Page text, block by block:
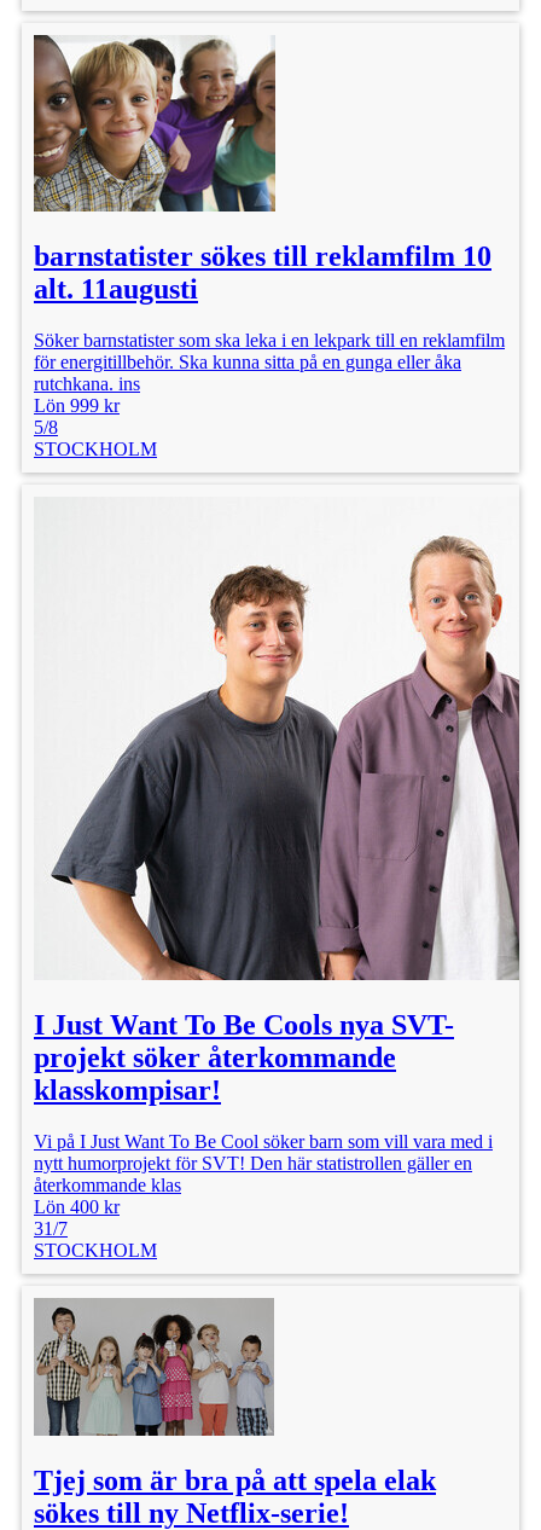
barnstatister sökes till reklamfilm 10
alt. 11augusti
Söker barnstatister som ska leka i en lekpark till en reklamfilm
för energitillbehör. Ska kunna sitta på en gunga eller åka
rutchkana. ins
Lön 999 kr
5/8
STOCKHOLM
I Just Want To Be Cools nya SVT-
projekt söker återkommande
klasskompisar!
Vi på I Just Want To Be Cool söker barn som vill vara med i
nytt humorprojekt för SVT! Den här statistrollen gäller en
återkommande klas
Lön 400 kr
31/7
STOCKHOLM
Tjej som är bra på att spela elak
sökes till ny Netflix-serie!